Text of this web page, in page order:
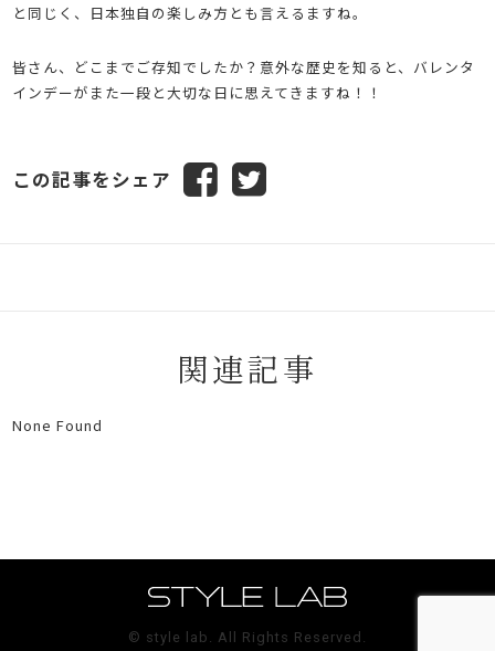
と同じく、日本独自の楽しみ方とも言えるますね。
皆さん、どこまでご存知でしたか？意外な歴史を知ると、バレンタ
インデーがまた一段と大切な日に思えてきますね！！
この記事をシェア
関連記事
None Found
© style lab. All Rights Reserved.